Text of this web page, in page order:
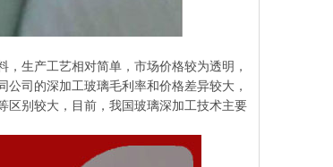
生产工艺相对简单，市场价格较为透明，
司的深加工玻璃毛利率和价格差异较大，
区别较大，目前，我国玻璃深加工技术主要